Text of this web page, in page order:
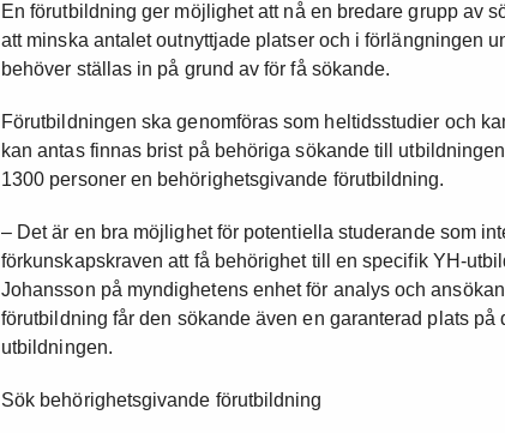
En förutbildning ger möjlighet att nå en bredare grupp av
att minska antalet outnyttjade platser och i förlängningen
behöver ställas in på grund av för få sökande.
Förutbildningen ska genomföras som heltidsstudier och
kan antas finnas brist på behöriga sökande till
1300 personer en behörighetsgivande förutbildning.
– Det är en bra möjlighet för potentiella studerande som
förkunskapskraven att få behörighet till en specifik YH-
Johansson på myndighetens enhet för analys och
förutbildning får den sökande även en garanterad plats på
utbildningen.
Sök behörighetsgivande förutbildning